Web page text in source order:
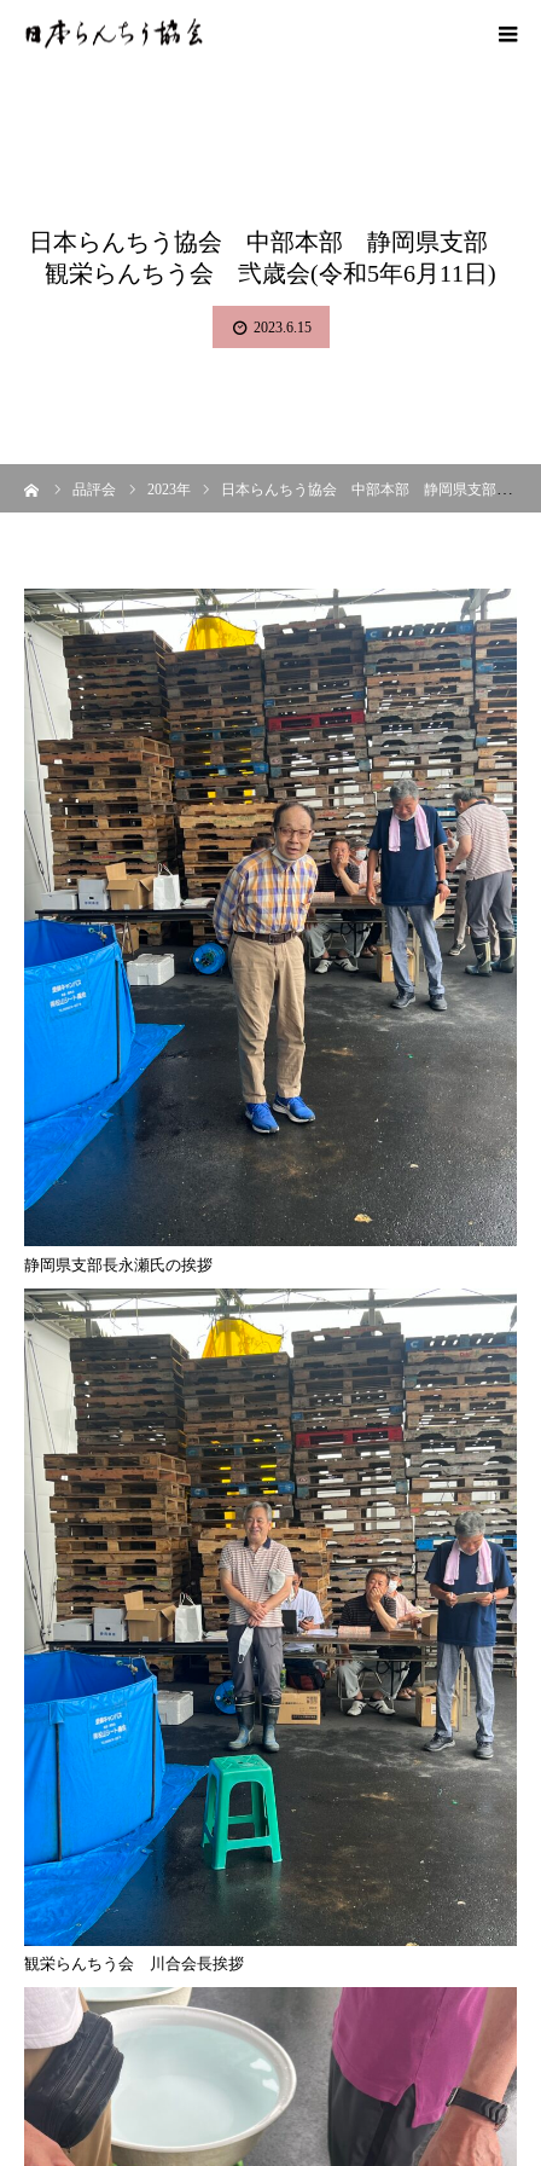
日本らんちう協会 中部本部 静岡県支部
観栄らんちう会 弐歳会(令和5年6月11日)
2023.6.15
品評会 2023年 日本らんちう協会 中部本部 静岡県支部 観栄らんちう会 弐歳会(令和5年6月11日)
静岡県支部長永瀬氏の挨拶
観栄らんちう会 川合会長挨拶